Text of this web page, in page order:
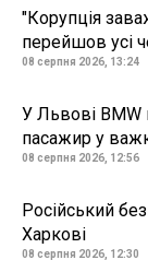
"Корупція
перейшов усі
08 серпня 2026, 13:24
У Львові BMW
пасажир у
08 серпня 2026, 12:56
Російський
Харкові
08 серпня 2026, 12:30